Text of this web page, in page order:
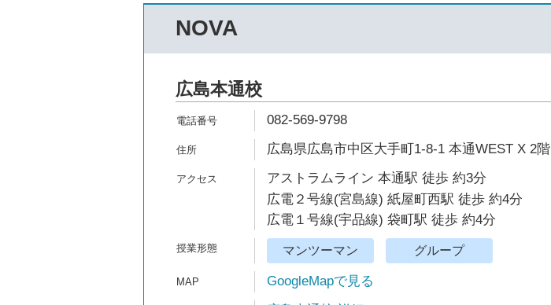
NOVA
広島本通校
082-569-9798
広島県広島市中区大手町1-8-1 本通WEST X 2階
アストラムライン 本通駅 徒歩 約3分
広電２号線(宮島線) 紙屋町西駅 徒歩 約4分
広電１号線(宇品線) 袋町駅 徒歩 約4分
マンツーマン グループ
GoogleMapで見る